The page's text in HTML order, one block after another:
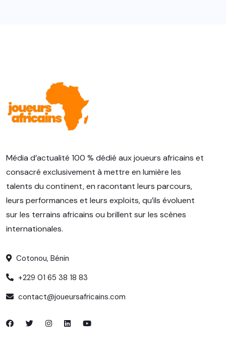
Média d’actualité 100 % dédié aux joueurs africains et
consacré exclusivement à mettre en lumière les
talents du continent, en racontant leurs parcours,
leurs performances et leurs exploits, qu’ils évoluent
sur les terrains africains ou brillent sur les scènes
internationales.
Cotonou, Bénin
+229 01 65 38 18 83
contact@joueursafricains.com